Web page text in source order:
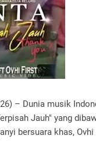
– Dunia musik
Jauh" yang
bersuara khas, Ovhi